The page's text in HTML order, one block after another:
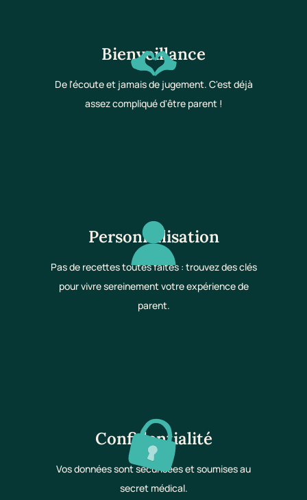
Bienveillance
De l'écoute et jamais de jugement. C'est déjà
assez compliqué d'être parent !
Personnalisation
Pas de recettes toutes faites : trouvez des clés
pour vivre sereinement votre expérience de
parent.
Confidentialité
Vos données sont sécurisées et soumises au
secret médical.